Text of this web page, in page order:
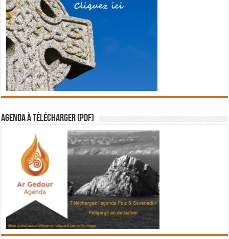
Agenda à télécharger (PDF)